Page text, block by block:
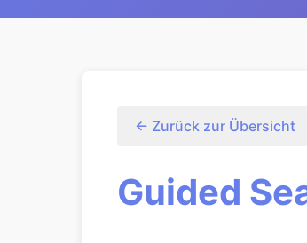
← Zurück zur Übersicht
Guided